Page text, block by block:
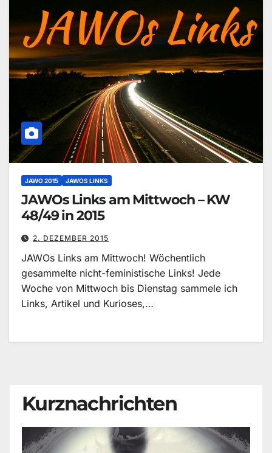
JAWO 2015 JAWOS LINKS
JAWOs Links am Mittwoch – KW
48/49 in 2015
2. DEZEMBER 2015
JAWOs Links am Mittwoch! Wöchentlich
gesammelte nicht-feministische Links! Jede
Woche von Mittwoch bis Dienstag sammele ich
Links, Artikel und Kurioses,…
Kurznachrichten